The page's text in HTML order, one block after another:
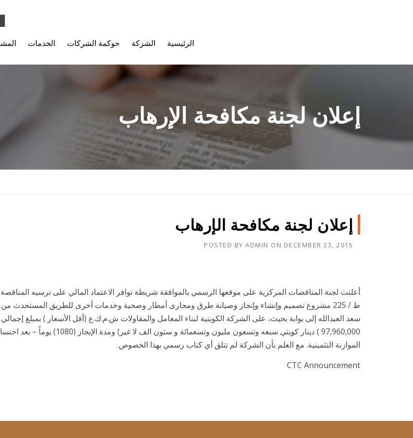
الخدمات حوكمة الشركات الشركة الرئيسية
إعلان لجنة مكافحة الإرهاب
إعلان لجنة مكافحة الإرهاب
POSTED BY ADMIN ON DECEMBER 23, 2015
أعلنت لجنة المناقصات المركزية على موقعها الرسمي بالموافقة شريطة توافر الاعتماد المالي على ترسيه
ط / 225 مشروع تصميم وإنشاء وإنجاز وصيانة طرق ومجارى أمطار وصحية وخدمات أخرى للطريق المستحدث
سعد العبدالله إلى بوابة بحيث، على الشركة الكويتية لبناء المعامل والمقاولات ش.م.ك.ع (أقل الأسعار ) بمبلغ
97,960,000 ) دينار كويتي سبعه وتسعون مليون وتسعمائة و ستون الف لا غير) ومدة الإنجاز (1080)
الموازنة التثمينية. مع العلم بأن الشركة لم تتلق أي كتاب رسمي بهذا الخصوص.
CTC Announcement